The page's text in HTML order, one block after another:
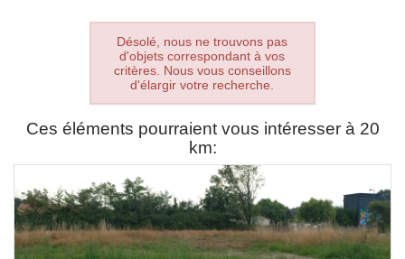
Désolé, nous ne trouvons pas
d'objets correspondant à vos
critères. Nous vous conseillons
d'élargir votre recherche.
Ces éléments pourraient vous intéresser à 20
km: